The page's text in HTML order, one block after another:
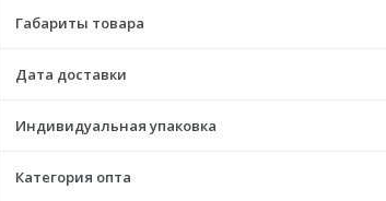
Габариты товара
Дата доставки
Индивидуальная упаковка
Категория опта